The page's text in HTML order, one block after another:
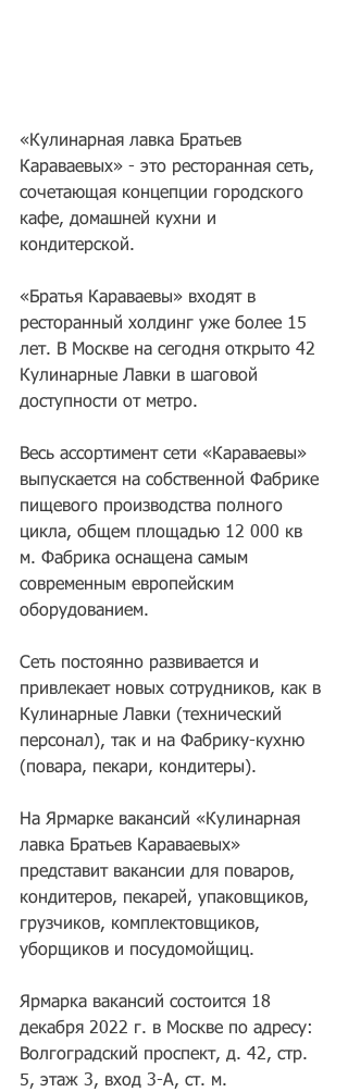
«Кулинарная лавка Братьев
Караваевых» - это ресторанная сеть,
сочетающая концепции городского
кафе, домашней кухни и
кондитерской.
«Братья Караваевы» входят в
ресторанный холдинг уже более 15
лет. В Москве на сегодня открыто 42
Кулинарные Лавки в шаговой
доступности от метро.
Весь ассортимент сети «Караваевы»
выпускается на собственной Фабрике
пищевого производства полного
цикла, общем площадью 12 000 кв
м. Фабрика оснащена самым
современным европейским
оборудованием.
Сеть постоянно развивается и
привлекает новых сотрудников, как в
Кулинарные Лавки (технический
персонал), так и на Фабрику-кухню
(повара, пекари, кондитеры).
На Ярмарке вакансий «Кулинарная
лавка Братьев Караваевых»
представит вакансии для поваров,
кондитеров, пекарей, упаковщиков,
грузчиков, комплектовщиков,
уборщиков и посудомойщиц.
Ярмарка вакансий состоится 18
декабря 2022 г. в Москве по адресу:
Волгоградский проспект, д. 42, стр.
5, этаж 3, вход 3-А, ст. м.